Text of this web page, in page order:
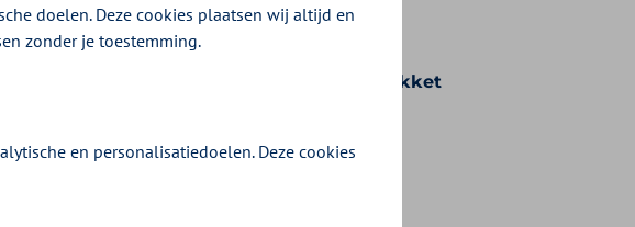
en voorwaarden die bij uw pakket
doelen. Deze cookies plaatsen wij altijd en
zonder je toestemming.
en personalisatiedoelen. Deze cookies